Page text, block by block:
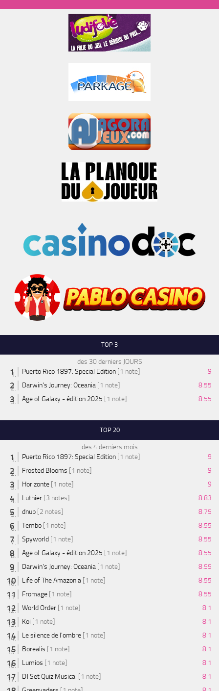
TOP 3
des 30 derniers JOURS
Puerto Rico 1897: Special Edition [1 note]
9
Darwin's Journey: Oceania [1 note]
8.55
Age of Galaxy - édition 2025 [1 note] 8.55
TOP 20
des 4 derniers mois
Puerto Rico 1897: Special Edition [1 note]
9
Frosted Blooms [1 note]
9
Horizonte [1 note]
9
Luthier [3 notes]
8.83
dnup [2 notes]
8.75
Tembo [1 note]
8.55
Spyworld [1 note]
8.55
Age of Galaxy - édition 2025 [1 note]
8.55
Darwin's Journey: Oceania [1 note]
8.55
Life of The Amazonia [1 note]
8.55
Fromage [1 note]
8.55
World Order [1 note]
8.1
Koi [1 note]
8.1
Le silence de l'ombre [1 note]
8.1
Borealis [1 note]
8.1
Lumios [1 note]
8.1
DJ Set Quiz Musical [1 note]
8.1